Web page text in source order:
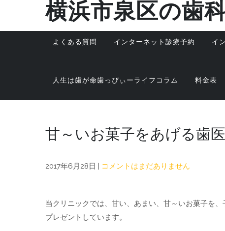
content
横浜市泉区の歯
よくある質問 インターネット診療予約 イ
人生は歯が命歯っぴぃーライフコラム 料金表
甘～いお菓子をあげる歯
2017年6月28日 | コメントはまだありません
当クリニックでは、甘い、あまい、甘～いお菓子を
プレゼントしています。